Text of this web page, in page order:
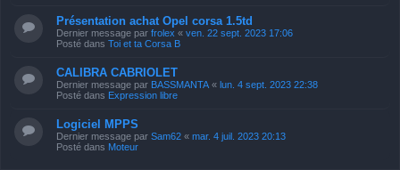
Présentation achat Opel corsa 1.5td
Dernier message par frolex « ven. 22 sept. 2023 17:06
Posté dans Toi et ta Corsa B
CALIBRA CABRIOLET
Dernier message par BASSMANTA « lun. 4 sept. 2023 22:38
Posté dans Expression libre
Logiciel MPPS
Dernier message par Sam62 « mar. 4 juil. 2023 20:13
Posté dans Moteur